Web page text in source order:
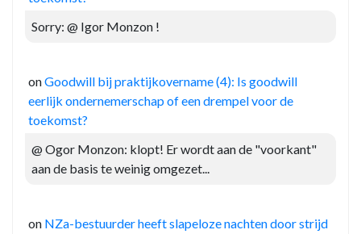
Sorry: @ Igor Monzon !
onGoodwill bij praktijkovername (4): Is goodwill
eerlijk ondernemerschap of een drempel voor de
toekomst?
@ Ogor Monzon: klopt! Er wordt aan de "voorkant"
aan de basis te weinig omgezet...
on NZa-bestuurder heeft slapeloze nachten door strijd